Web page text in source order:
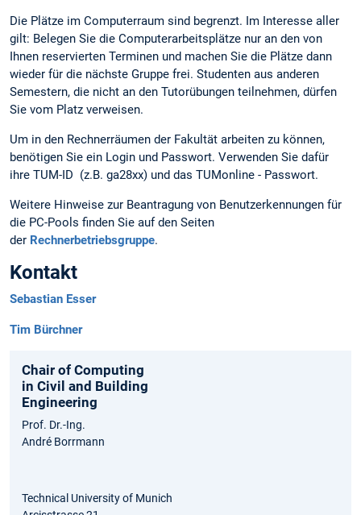
Die Plätze im Computerraum sind begrenzt. Im Interesse aller
gilt: Belegen Sie die Computerarbeitsplätze nur an den von
Ihnen reservierten Terminen und machen Sie die Plätze dann
wieder für die nächste Gruppe frei. Studenten aus anderen
Semestern, die nicht an den Tutorübungen teilnehmen, dürfen
Sie vom Platz verweisen.
Um in den Rechnerräumen der Fakultät arbeiten zu können,
benötigen Sie ein Login und Passwort. Verwenden Sie dafür
ihre TUM-ID (z.B. ga28xx) und das TUMonline - Passwort.
Weitere Hinweise zur Beantragung von Benutzerkennungen für
die PC-Pools finden Sie auf den Seiten
der Rechnerbetriebsgruppe.
Kontakt
Sebastian Esser
Tim Bürchner
Chair of Computing
in Civil and Building
Engineering
Prof. Dr.-Ing.
André Borrmann
Technical University of Munich